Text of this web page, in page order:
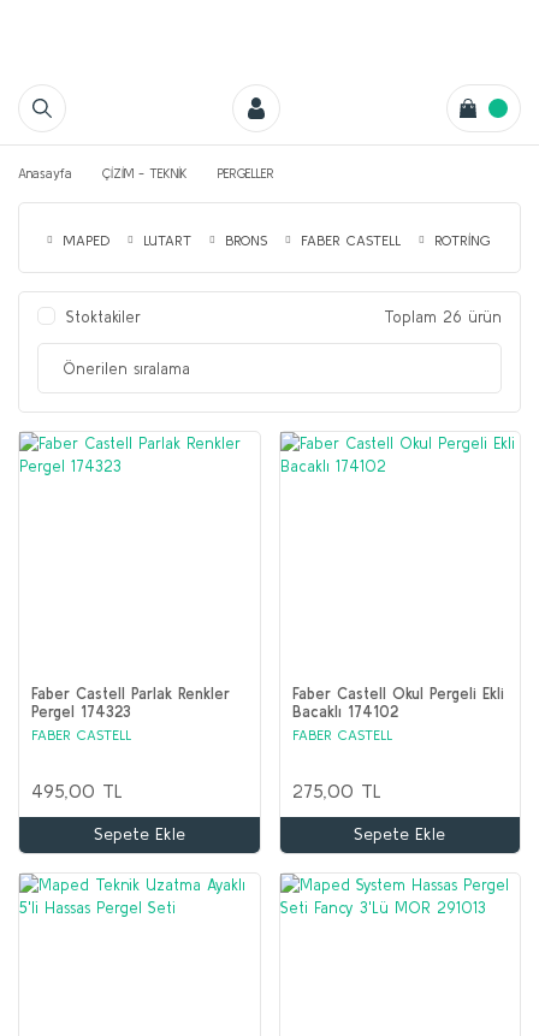
Anasayfa ÇİZİM - TEKNİK PERGELLER
MAPED LUTART BRONS FABER CASTELL ROTRİNG
Stoktakiler Toplam 26 ürün
Faber Castell Parlak Renkler
Pergel 174323
FABER CASTELL
495,00 TL
Sepete Ekle
Faber Castell Okul Pergeli Ekli
Bacaklı 174102
FABER CASTELL
275,00 TL
Sepete Ekle